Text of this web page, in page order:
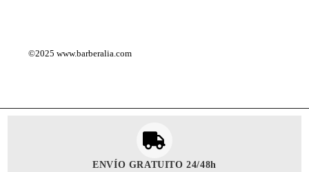
©2025www.barberalia.com
ENVÍO GRATUITO 24/48h